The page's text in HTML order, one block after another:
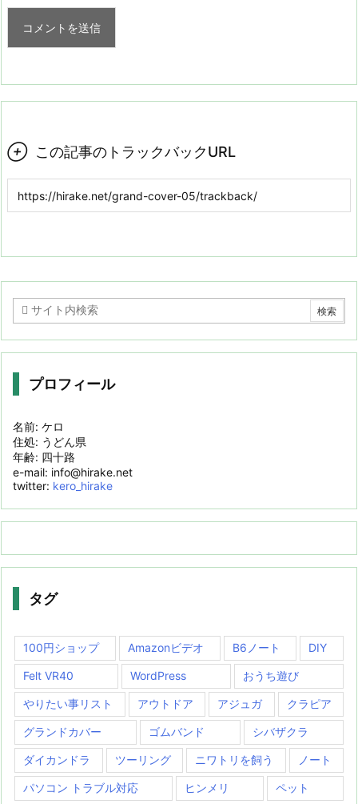
 この記事のトラックバックURL
プロフィール
名前: ケロ
住処: うどん県
年齢: 四十路
e-mail: info@hirake.net
twitter: kero_hirake
タグ
100円ショップ Amazonビデオ B6ノート DIY
Felt VR40 WordPress おうち遊び
やりたい事リスト アウトドア アジュガ クラピア
グランドカバー ゴムバンド シバザクラ
ダイカンドラ ツーリング ニワトリを飼う ノート
パソコン トラブル対応 ヒンメリ ペット